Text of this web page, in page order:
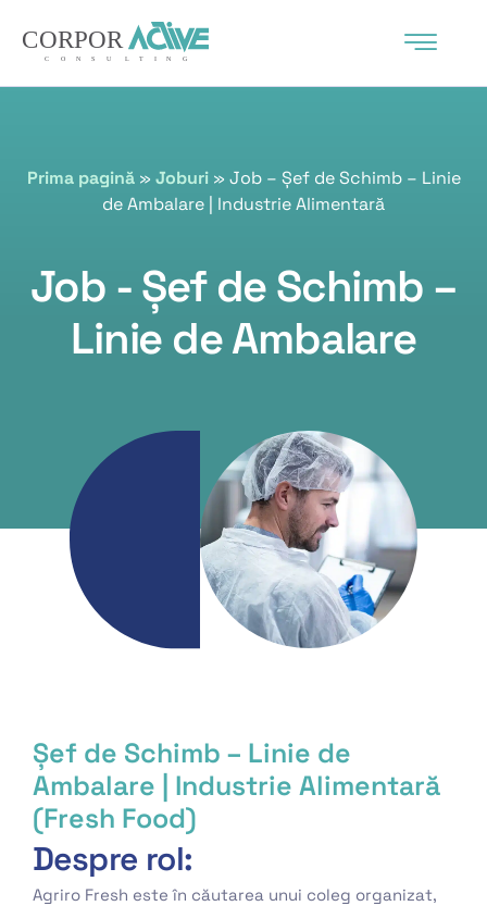
Prima pagină» Joburi» Job – Șef de Schimb – Linie
de Ambalare | Industrie Alimentară
Job - Șef de Schimb –
Linie de Ambalare
Șef de Schimb – Linie de
Ambalare | Industrie Alimentară
(Fresh Food)
Despre rol:
Agriro Fresh este în căutarea unui coleg organizat,